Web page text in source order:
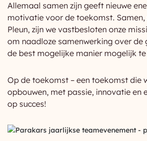
Allemaal samen zijn geeft nieuwe
motivatie voor de toekomst. Samen,
Pleun, zijn we vastbesloten onze
om naadloze samenwerking over de
de best mogelijke manier mogelijk
Op de toekomst – een toekomst die
opbouwen, met passie, innovatie en
op succes!